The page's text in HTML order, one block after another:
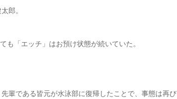
郎。
「エッチ」はお預け状態が続いていた。
輩である皆元が水泳部に復帰したことで、事態は再び